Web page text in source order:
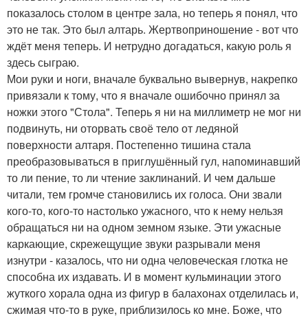
показалось столом в центре зала, но теперь я понял, что
это не так. Это был алтарь. Жертвоприношение - вот что
ждёт меня теперь. И нетрудно догадаться, какую роль я
здесь сыграю.
Мои руки и ноги, вначале буквально вывернув, накрепко
привязали к тому, что я вначале ошибочно принял за
ножки этого "Стола". Теперь я ни на миллиметр не мог ни
подвинуть, ни оторвать своё тело от ледяной
поверхности алтаря. Постепенно тишина стала
преобразовываться в приглушённый гул, напоминавший
то ли пение, то ли чтение заклинаний. И чем дальше
читали, тем громче становились их голоса. Они звали
кого-то, кого-то настолько ужасного, что к нему нельзя
обращаться ни на одном земном языке. Эти ужасные
каркающие, скрежещущие звуки разрывали меня
изнутри - казалось, что ни одна человеческая глотка не
способна их издавать. И в момент кульминации этого
жуткого хорала одна из фигур в балахонах отделилась и,
сжимая что-то в руке, приблизилось ко мне. Боже, что